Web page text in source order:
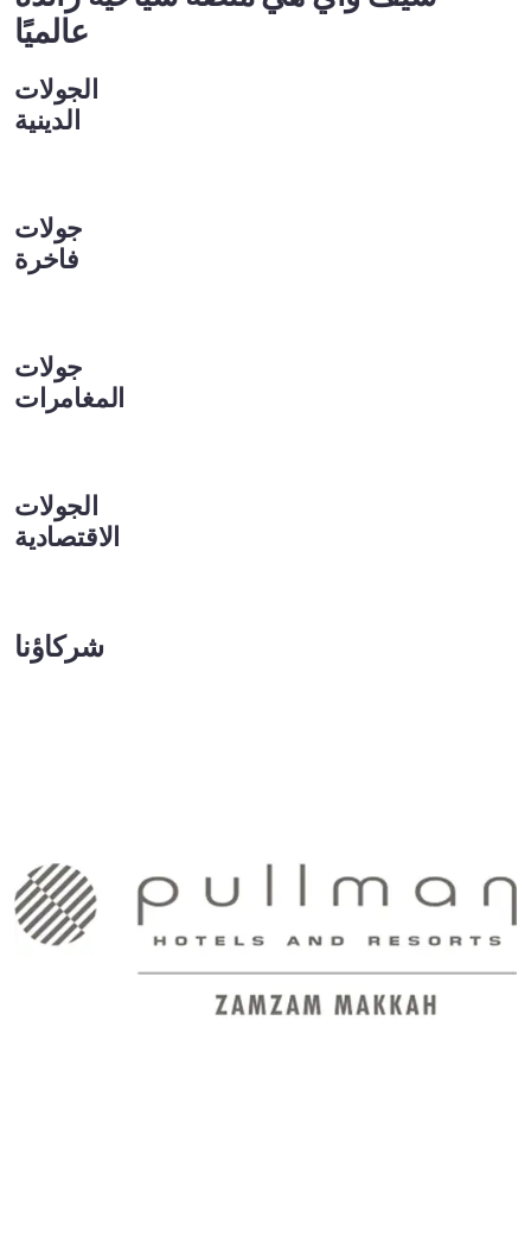
عالميًا
الجولات
الدينية
جولات
فاخرة
جولات
المغامرات
الجولات
الاقتصادية
شركاؤنا